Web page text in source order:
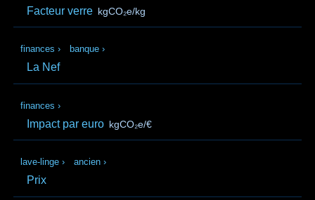
Facteur verre kgCO₂e/kg
finances › banque ›
La Nef
finances ›
Impact par euro kgCO₂e/€
lave-linge › ancien ›
Prix